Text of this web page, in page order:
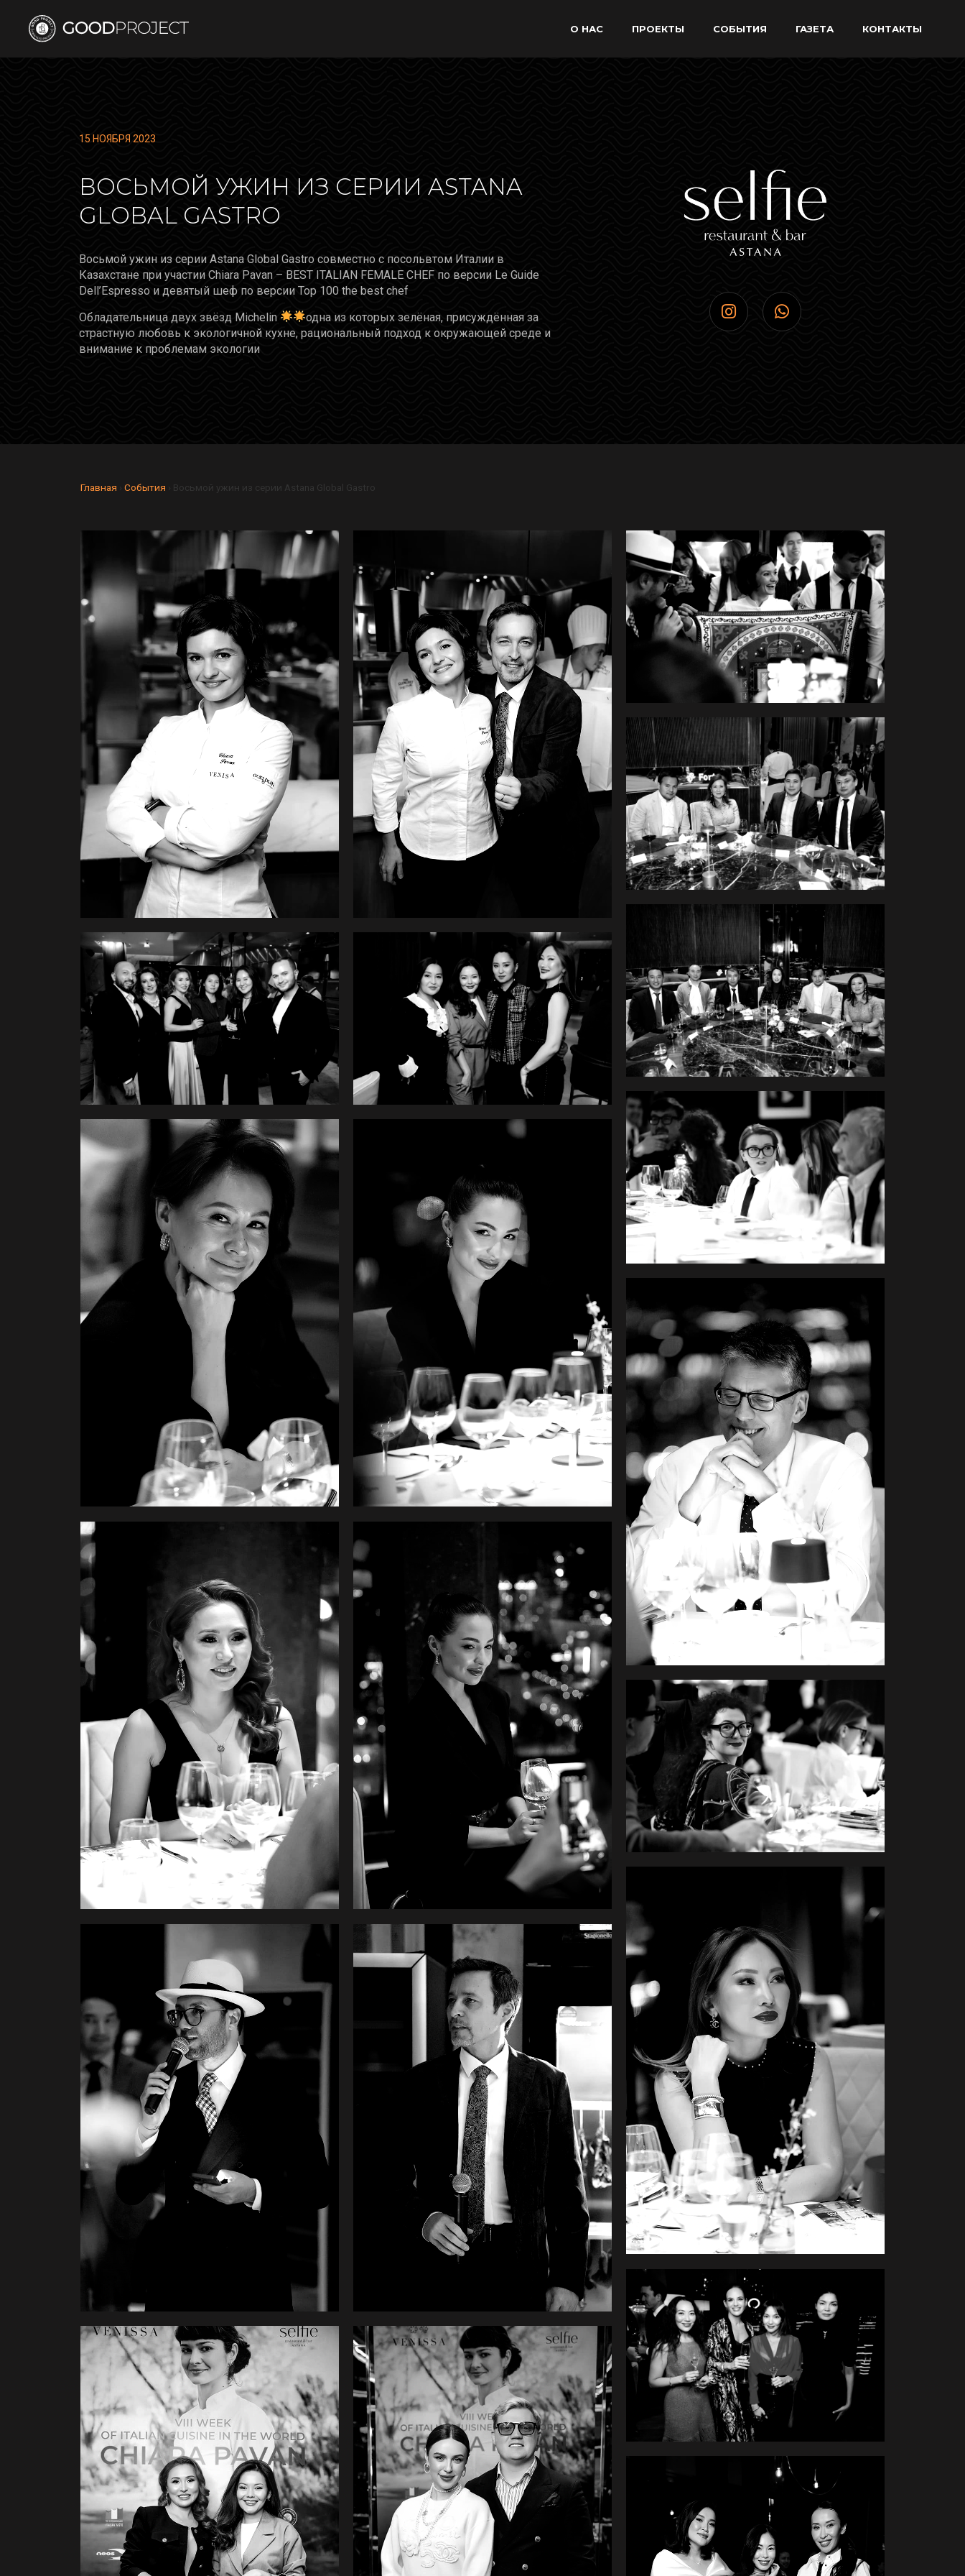
О НАС ПРОЕКТЫ CОБЫТИЯ ГАЗЕТА КОНТАКТЫ
15 НОЯБРЯ 2023
ВОСЬМОЙ УЖИН ИЗ СЕРИИ ASTANA
GLOBAL GASTRO
Восьмой ужин из серии Astana Global Gastro совместно с посольвтом Италии в
Казахстане при участии Chiara Pavan – BEST ITALIAN FEMALE CHEF по версии Le Guide
Dell’Espresso и девятый шеф по версии Top 100 the best chef
Обладательница двух звёзд Michelin
одна из которых зелёная, присуждённая за
страстную любовь к экологичной кухне, рациональный подход к окружающей среде и
внимание к проблемам экологии
Главная Cобытия Восьмой ужин из серии Astana Global Gastro